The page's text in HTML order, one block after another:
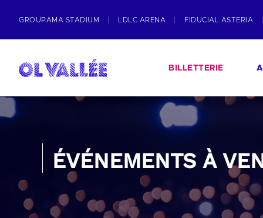
GROUPAMA STADIUM LDLC ARENA FIDUCIAL ASTERIA
BILLETTERIE
ÉVÉNEMENTS À